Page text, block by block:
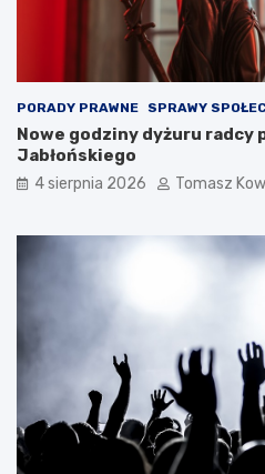
PORADY PRAWNE SPRAWY
Nowe godziny dyżuru radcy
Jabłońskiego
4 sierpnia 2026 Tomasz